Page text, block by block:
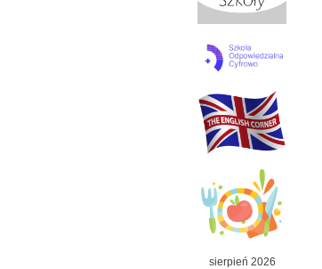
sierpień 2026